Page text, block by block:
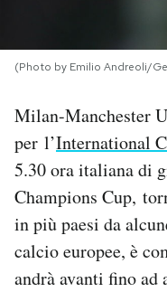
SHOP
CALENDARIO
AREA PERSONALE
Area Personale
Newsletter
Notifiche mobile
Regala il Post
(Photo by Emilio Andreoli/
Milan-Manchester
per l’International
5.30 ora italiana di
Champions Cup,
in più paesi da
calcio europee, è
andrà avanti fino